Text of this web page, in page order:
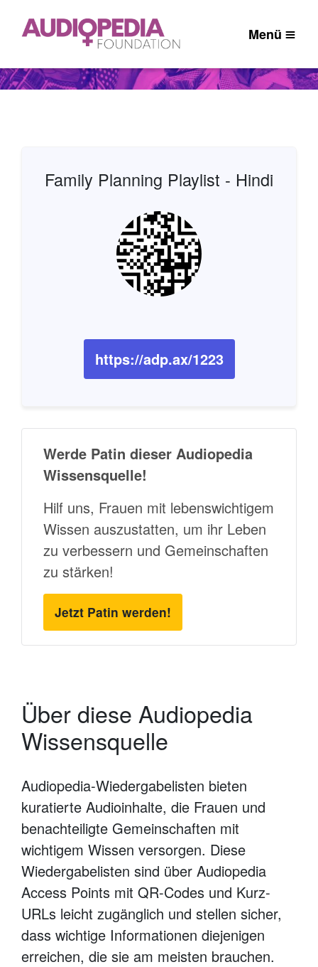
Menü
Family Planning Playlist - Hindi
https://adp.ax/1223
Werde Patin dieser Audiopedia
Wissensquelle!
Hilf uns, Frauen mit lebenswichtigem
Wissen auszustatten, um ihr Leben
zu verbessern und Gemeinschaften
zu stärken!
Jetzt Patin werden!
Über diese Audiopedia
Wissensquelle
Audiopedia-Wiedergabelisten bieten
kuratierte Audioinhalte, die Frauen und
benachteiligte Gemeinschaften mit
wichtigem Wissen versorgen. Diese
Wiedergabelisten sind über Audiopedia
Access Points mit QR-Codes und Kurz-
URLs leicht zugänglich und stellen sicher,
dass wichtige Informationen diejenigen
erreichen, die sie am meisten brauchen.